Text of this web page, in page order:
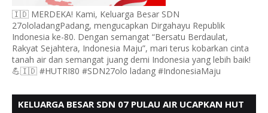
🇮🇩 MERDEKA! Kami, Keluarga Besar SDN
27ololadangPadang, mengucapkan Dirgahayu Republik
Indonesia ke-80. Dengan semangat “Bersatu Berdaulat,
Rakyat Sejahtera, Indonesia Maju”, mari terus kobarkan cinta
tanah air dan semangat juang demi Indonesia yang lebih baik!
💪🇮🇩 #HUTRI80 #SDN27olo ladang #IndonesiaMaju
KELUARGA BESAR SDN 07 PULAU AIR UCAPKAN HUT